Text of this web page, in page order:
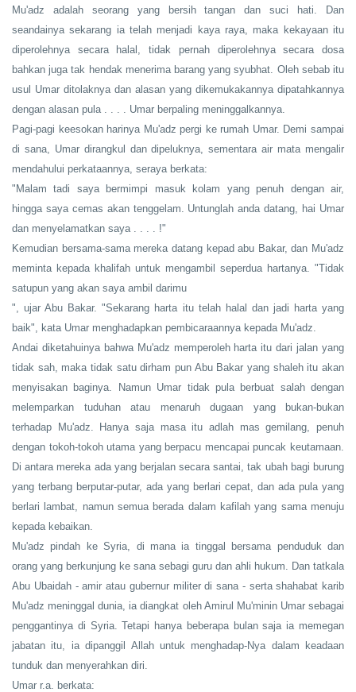
Mu'adz adalah seorang yang bersih tangan dan suci hati. Dan
seandainya sekarang ia telah menjadi kaya raya, maka kekayaan itu
diperolehnya secara halal, tidak pernah diperolehnya secara dosa
bahkan juga tak hendak menerima barang yang syubhat. Oleh sebab itu
usul Umar ditolaknya dan alasan yang dikemukakannya dipatahkannya
dengan alasan pula . . . . Umar berpaling meninggalkannya.
Pagi-pagi keesokan harinya Mu'adz pergi ke rumah Umar. Demi sampai
di sana, Umar dirangkul dan dipeluknya, sementara air mata mengalir
mendahului perkataannya, seraya berkata:
"Malam tadi saya bermimpi masuk kolam yang penuh dengan air,
hingga saya cemas akan tenggelam. Untunglah anda datang, hai Umar
dan menyelamatkan saya . . . . !"
Kemudian bersama-sama mereka datang kepad abu Bakar, dan Mu'adz
meminta kepada khalifah untuk mengambil seperdua hartanya. "Tidak
satupun yang akan saya ambil darimu
", ujar Abu Bakar. "Sekarang harta itu telah halal dan jadi harta yang
baik", kata Umar menghadapkan pembicaraannya kepada Mu'adz.
Andai diketahuinya bahwa Mu'adz memperoleh harta itu dari jalan yang
tidak sah, maka tidak satu dirham pun Abu Bakar yang shaleh itu akan
menyisakan baginya. Namun Umar tidak pula berbuat salah dengan
melemparkan tuduhan atau menaruh dugaan yang bukan-bukan
terhadap Mu'adz. Hanya saja masa itu adlah mas gemilang, penuh
dengan tokoh-tokoh utama yang berpacu mencapai puncak keutamaan.
Di antara mereka ada yang berjalan secara santai, tak ubah bagi burung
yang terbang berputar-putar, ada yang berlari cepat, dan ada pula yang
berlari lambat, namun semua berada dalam kafilah yang sama menuju
kepada kebaikan.
Mu'adz pindah ke Syria, di mana ia tinggal bersama penduduk dan
orang yang berkunjung ke sana sebagi guru dan ahli hukum. Dan tatkala
Abu Ubaidah - amir atau gubernur militer di sana - serta shahabat karib
Mu'adz meninggal dunia, ia diangkat oleh Amirul Mu'minin Umar sebagai
penggantinya di Syria. Tetapi hanya beberapa bulan saja ia memegan
jabatan itu, ia dipanggil Allah untuk menghadap-Nya dalam keadaan
tunduk dan menyerahkan diri.
Umar r.a. berkata: